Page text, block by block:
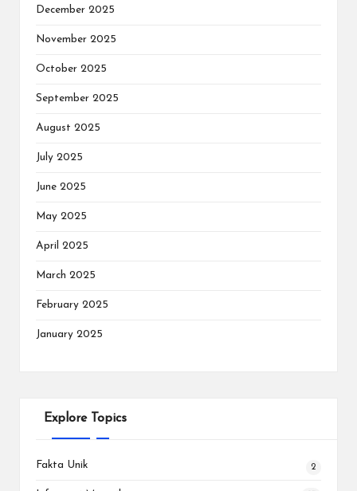
December 2025
November 2025
October 2025
September 2025
August 2025
July 2025
June 2025
May 2025
April 2025
March 2025
February 2025
January 2025
Explore Topics
Fakta Unik 2